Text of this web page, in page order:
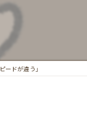
ードが違う」